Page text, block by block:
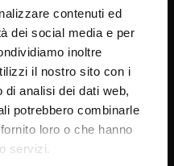
contenuti ed
dei social media e per
inoltre
il nostro sito con i
analisi dei dati web,
potrebbero combinarle
loro o che hanno
servizi.
Kesklinna linnaosa,